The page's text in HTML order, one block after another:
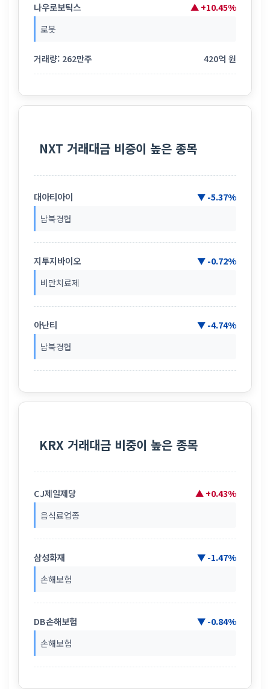
나우로보틱스 ▲ +10.45%
로봇
거래량: 262만주 420억 원
NXT 거래대금 비중이 높은 종목
대아티아이 ▼ -5.37%
남북경협
지투지바이오 ▼ -0.72%
비만치료제
아난티 ▼ -4.74%
남북경협
KRX 거래대금 비중이 높은 종목
CJ제일제당 ▲ +0.43%
음식료업종
삼성화재 ▼ -1.47%
손해보험
DB손해보험 ▼ -0.84%
손해보험